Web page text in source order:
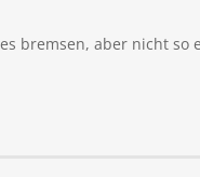
bremsen, aber nicht so